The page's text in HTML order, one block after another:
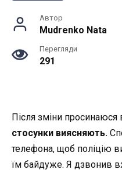
Автор
Mudrenko Nata
Перегляди
291
Після зміни просинаюся
стосунки виясняють.
телефона, щоб поліцію
їм байдуже. Я дзвонив